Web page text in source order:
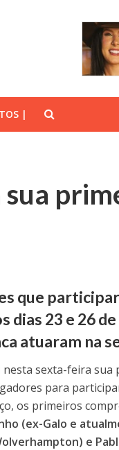
|
que
dias 23 e 26
atuaram na
sexta-feira sua
para
os primeiros
(ex-Galo e
e